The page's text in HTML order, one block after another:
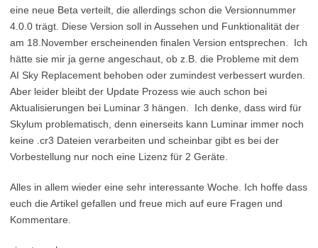
eine neue Beta verteilt, die allerdings schon die Versionnummer
4.0.0 trägt. Diese Version soll in Aussehen und Funktionalität der
am 18.November erscheinenden finalen Version entsprechen. Ich
hätte sie mir ja gerne angeschaut, ob z.B. die Probleme mit dem
AI Sky Replacement behoben oder zumindest verbessert wurden.
Aber leider bleibt der Update Prozess wie auch schon bei
Aktualisierungen bei Luminar 3 hängen. Ich denke, dass wird für
Skylum problematisch, denn einerseits kann Luminar immer noch
keine .cr3 Dateien verarbeiten und scheinbar gibt es bei der
Vorbestellung nur noch eine Lizenz für 2 Geräte.
Alles in allem wieder eine sehr interessante Woche. Ich hoffe dass
euch die Artikel gefallen und freue mich auf eure Fragen und
Kommentare.